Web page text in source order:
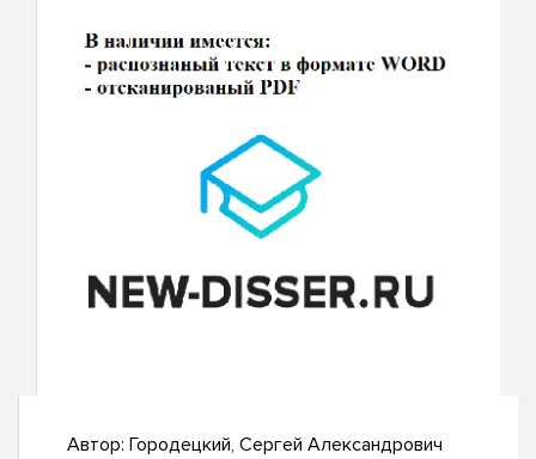
Автор: Городецкий, Сергей Александрович